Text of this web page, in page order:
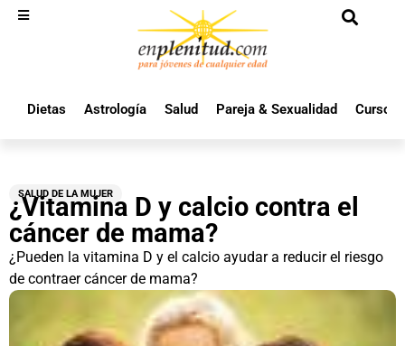
Dietas Astrología Salud Pareja & Sexualidad Cursos
SALUD DE LA MUJER
¿Vitamina D y calcio contra el
cáncer de mama?
¿Pueden la vitamina D y el calcio ayudar a reducir el riesgo
de contraer cáncer de mama?